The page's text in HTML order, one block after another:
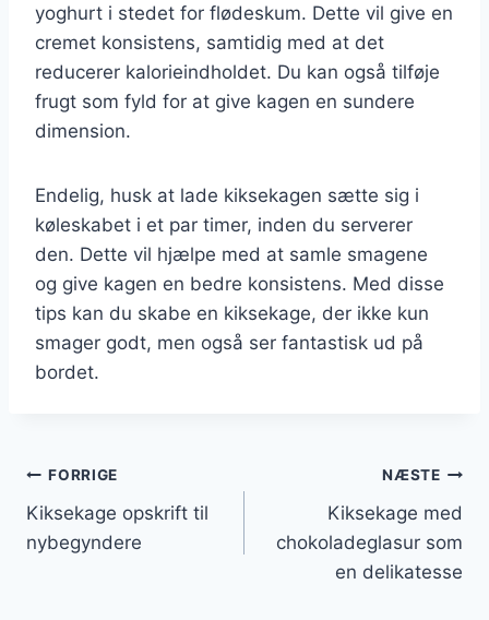
yoghurt i stedet for flødeskum. Dette vil give en
cremet konsistens, samtidig med at det
reducerer kalorieindholdet. Du kan også tilføje
frugt som fyld for at give kagen en sundere
dimension.
Endelig, husk at lade kiksekagen sætte sig i
køleskabet i et par timer, inden du serverer
den. Dette vil hjælpe med at samle smagene
og give kagen en bedre konsistens. Med disse
tips kan du skabe en kiksekage, der ikke kun
smager godt, men også ser fantastisk ud på
bordet.
Indlægsnavigation
FORRIGE
Kiksekage opskrift til
nybegyndere
NÆSTE
Kiksekage med
chokoladeglasur som
en delikatesse